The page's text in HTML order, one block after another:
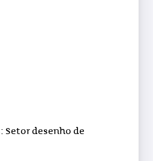
Setor desenho de